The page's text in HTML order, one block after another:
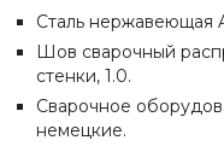
Сталь нержавеющая
Шов сварочный
стенки, 1.0.
Сварочное
немецкие.